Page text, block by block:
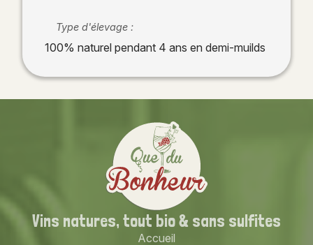
Type d'élevage :
100% naturel pendant 4 ans en demi-muilds
Vins natures, tout bio& sans sulfites
Accueil